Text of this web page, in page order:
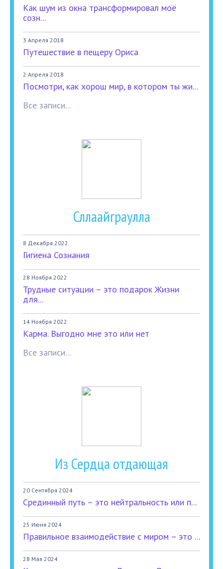
Как шум из окна трансформировал моё
созн...
3 Апреля 2018
Путешествие в пещеру Ориса
2 Апреля 2018
Посмотри, как хорош мир, в котором ты жи...
Все записи...
Сллаайграулла
8 Декабря 2022
Гигиена Сознания
28 Ноября 2022
Трудные ситуации – это подарок Жизни
для...
14 Ноября 2022
Карма. Выгодно мне это или нет
Все записи...
Из Сердца отдающая
20 Сентября 2024
Срединный путь – это нейтральность или п...
25 Июня 2024
Правильное взаимодействие с миром – это ...
28 Мая 2024